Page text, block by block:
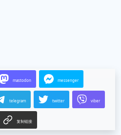
mastodon messenger
telegram twitter viber
复制链接